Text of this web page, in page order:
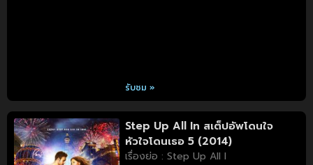
รับชม »
Step Up All In สเต็ปอัพโดนใจ
หัวใจโดนเธอ 5 (2014)
เรื่องย่อ : Step Up All I